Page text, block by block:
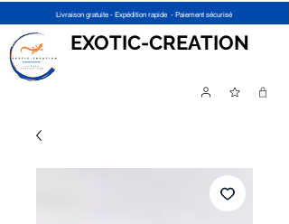
Livraison gratuite - Expédition rapide - Paiement sécurisé
EXOTIC-CREATION